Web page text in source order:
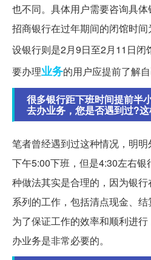
也不同。具体用户需要咨询具体
招商银行在过年期间的闭馆时
设银行则是2月9日至2月11日闭
要办理业务的用户应提前了解
很多银行距下班时间提前半
去办业务，您是否遇到过?
笔者曾经遇到过这种情况，明
下午5:00下班，但是4:30左右
种做法其实是合理的，因为银
系列的工作，包括清点现金、结
为了保证工作的效率和顺利进
办业务是非常必要的。